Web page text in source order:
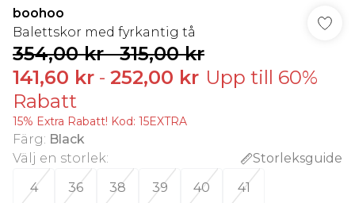
boohoo
Balettskor med fyrkantig tå
354,00 kr-315,00 kr
141,60 kr - 252,00 kr Upp till 60%
Rabatt
15% Extra Rabatt! Kod: 15EXTRA
Färg: Black
Välj en storlek:
Storleksguide
4
36 38 39 40 41